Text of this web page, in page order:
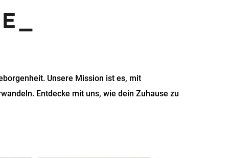
Unsere Mission ist es, mit
Entdecke mit uns, wie dein Zuhause zu